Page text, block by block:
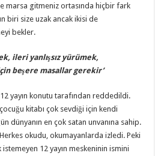
marsa gitmeniz ortasında hiçbir fark
biri size uzak ancak ikisi de
bekler.
ileri yanlışsız yürümek,
beşere masallar gerekir’
yayın konutu tarafından reddedildi.
kitabı çok sevdiği için kendi
dünyanın en çok satan unvanına sahip.
okudu, okumayanlarda izledi. Peki
12 yayın meskeninin ismini